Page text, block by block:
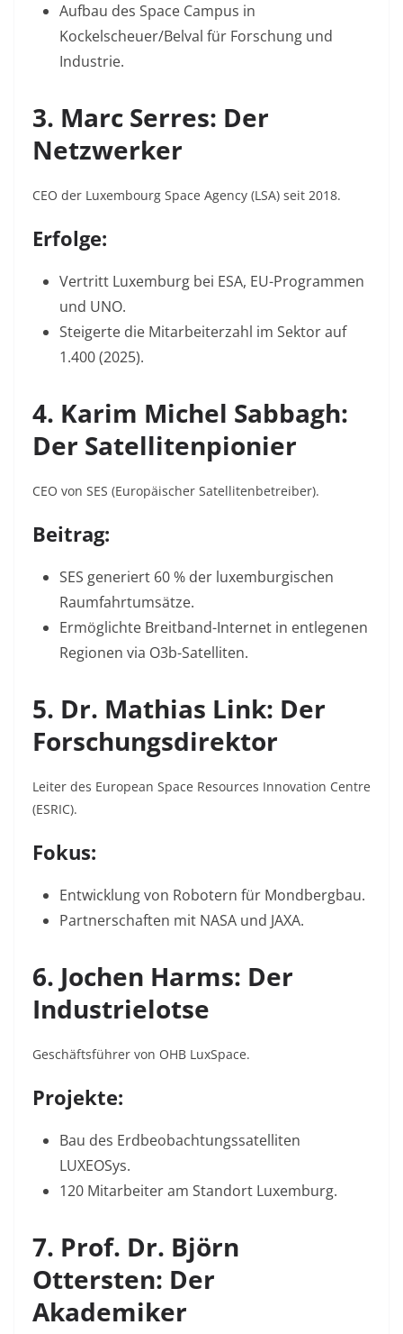
Aufbau des Space Campus in
Kockelscheuer/Belval für Forschung und
Industrie.
3. Marc Serres: Der
Netzwerker
CEO der Luxembourg Space Agency (LSA) seit 2018.
Erfolge:
Vertritt Luxemburg bei ESA, EU-Programmen
und UNO.
Steigerte die Mitarbeiterzahl im Sektor auf
1.400 (2025).
4. Karim Michel Sabbagh:
Der Satellitenpionier
CEO von SES (Europäischer Satellitenbetreiber).
Beitrag:
SES generiert 60 % der luxemburgischen
Raumfahrtumsätze.
Ermöglichte Breitband-Internet in entlegenen
Regionen via O3b-Satelliten.
5. Dr. Mathias Link: Der
Forschungsdirektor
Leiter des European Space Resources Innovation Centre
(ESRIC).
Fokus:
Entwicklung von Robotern für Mondbergbau.
Partnerschaften mit NASA und JAXA.
6. Jochen Harms: Der
Industrielotse
Geschäftsführer von OHB LuxSpace.
Projekte:
Bau des Erdbeobachtungssatelliten
LUXEOSys.
120 Mitarbeiter am Standort Luxemburg.
7. Prof. Dr. Björn
Ottersten: Der
Akademiker